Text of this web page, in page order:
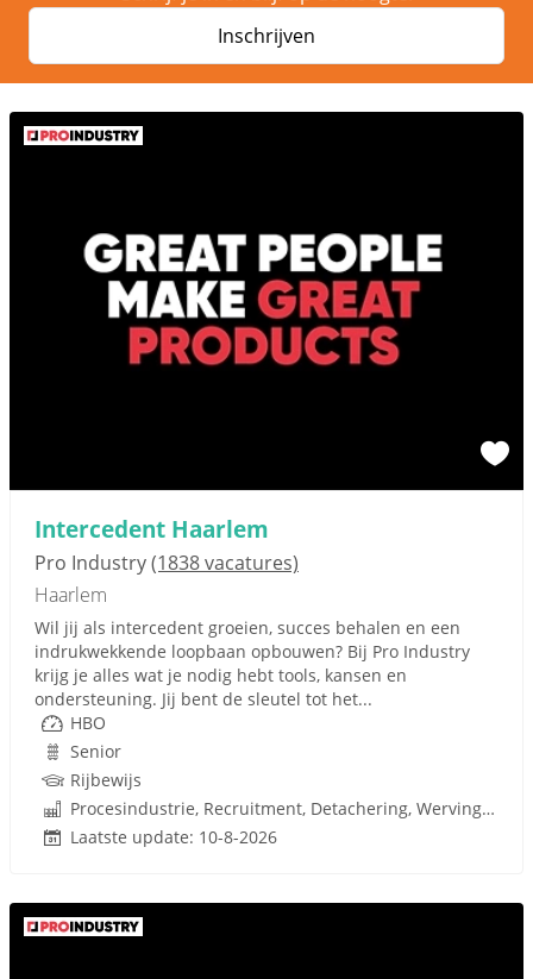
Inschrijven
Intercedent Haarlem
Pro Industry(1838 vacatures)
Haarlem
Wil jij als intercedent groeien, succes behalen en een
indrukwekkende loopbaan opbouwen? Bij Pro Industry
krijg je alles wat je nodig hebt tools, kansen en
ondersteuning. Jij bent de sleutel tot het...
HBO
Senior
Rijbewijs
Procesindustrie, Recruitment, Detachering, Werving en Selectie
Laatste update: 10-8-2026